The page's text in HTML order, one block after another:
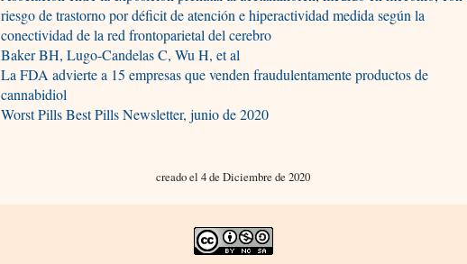
riesgo de trastorno por déficit de atención e hiperactividad medida según la
conectividad de la red frontoparietal del cerebro
Baker BH, Lugo-Candelas C, Wu H, et al
La FDA advierte a 15 empresas que venden fraudulentamente productos de
cannabidiol
Worst Pills Best Pills Newsletter, junio de 2020
creado el 4 de Diciembre de 2020